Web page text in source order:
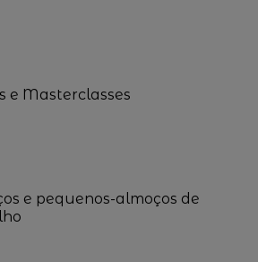
e Masterclasses
e pequenos-almoços de